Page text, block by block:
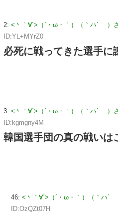
2: <丶｀∀´>（´・ω・｀）（｀ハ´ ）
ID:YL+MYrZ0
必死に戦ってきた選手に
3: <丶｀∀´>（´・ω・｀）（｀ハ´ ）
ID:kgmgny4M
韓国選手団の真の戦いは
46: <丶｀∀´>（´・ω・｀）（｀ハ´
ID:OzQZt07H